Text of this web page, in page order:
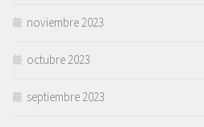
noviembre 2023
octubre 2023
septiembre 2023